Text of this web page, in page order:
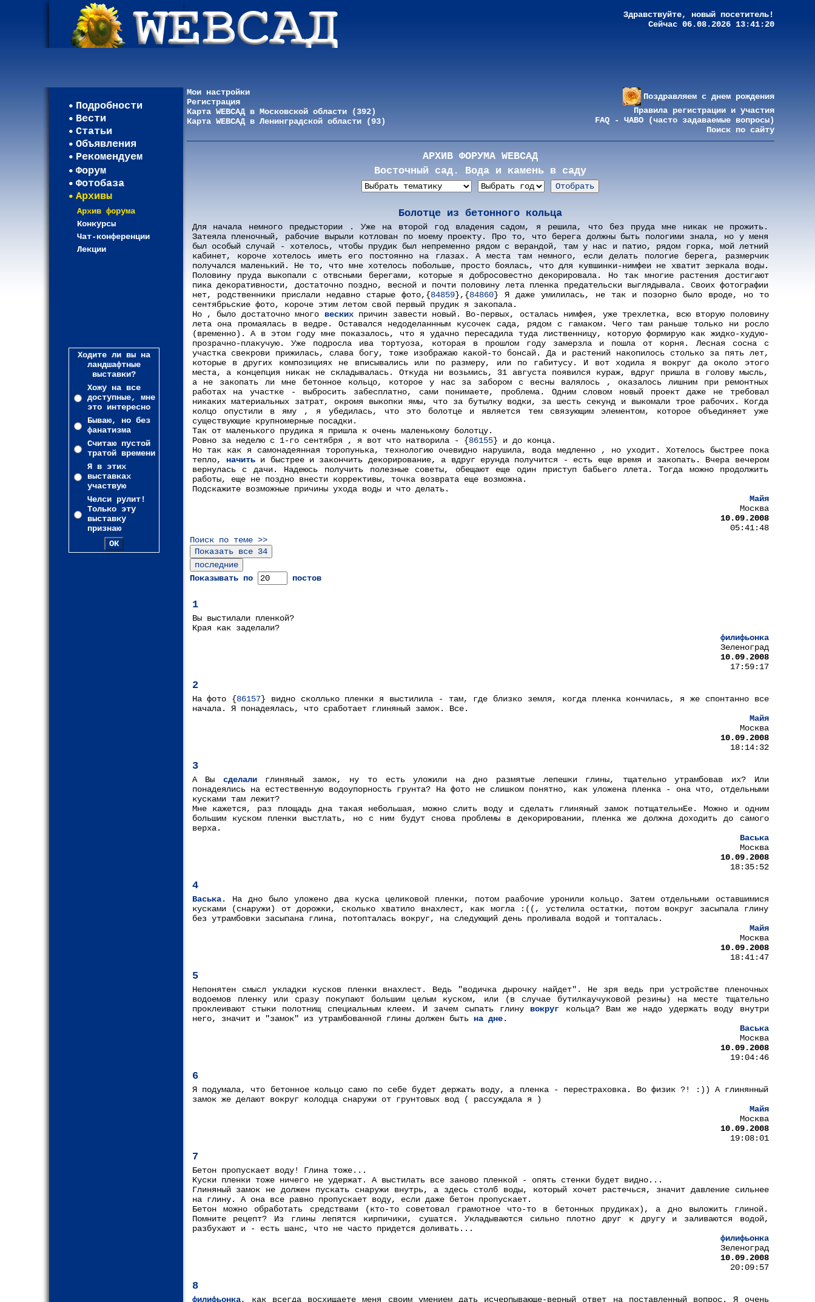
Здравствуйте, новый посетитель!
Сейчас 06.08.2026 13:41:20
Подробности
Вести
Статьи
Объявления
Рекомендуем
Форум
Фотобаза
Архивы
Архив форума
Конкурсы
Чат-конференции
Лекции
Ходите ли вы на
ландшафтные
выставки?
Хожу на все
доступные, мне
это интересно
Бываю, но без
фанатизма
Считаю пустой
тратой времени
Я в этих
выставках
участвую
Челси рулит!
Только эту
выставку
признаю
Мои настройки
Регистрация
Карта WEBСАД в Московской области (392)
Карта WEBСАД в Ленинградской области (93)
Поздравляем с днем рождения
Правила регистрации и участия
FAQ - ЧАВО (часто задаваемые вопросы)
Поиск по сайту
АРХИВ ФОРУМА WEBСАД
Восточный сад. Вода и камень в саду
Болотце из бетонного кольца
Для начала немного предыстории . Уже на второй год владения садом, я решила, что без пруда мне никак не прожить.
Затеяла пленочный, рабочие вырыли котлован по моему проекту. Про то, что берега должны быть пологими знала, но у меня
был особый случай - хотелось, чтобы прудик был непременно рядом с верандой, там у нас и патио, рядом горка, мой летний
кабинет, короче хотелось иметь его постоянно на глазах. А места там немного, если делать пологие берега, размерчик
получался маленький. Не то, что мне хотелось побольше, просто боялась, что для кувшинки-нимфеи не хватит зеркала воды.
Половину пруда выкопали с отвсными берегами, которые я добросовестно декорировала. Но так многие растения достигают
пика декоративности, достаточно поздно, весной и почти половину лета пленка предательски выглядывала. Своих фотографии
нет, родственники прислали недавно старые фото,{84859},{84860} Я даже умилилась, не так и позорно было вроде, но то
сентябрьские фото, короче этим летом свой первый прудик я закопала.
Но , было достаточно много вескихпричин завести новый. Во-первых, осталась нимфея, уже трехлетка, всю вторую половину
лета она промаялась в ведре. Оставался недоделаннным кусочек сада, рядом с гамаком. Чего там раньше только ни росло
(временно). А в этом году мне показалось, что я удачно пересадила туда лиственницу, которую формирую как жидко-худую-
прозрачно-плакучую. Уже подросла ива тортуоза, которая в прошлом году замерзла и пошла от корня. Лесная сосна с
участка свекрови прижилась, слава богу, тоже изображаю какой-то бонсай. Да и растений накопилось столько за пять лет,
которые в других композициях не вписывались или по размеру, или по габитусу. И вот ходила я вокруг да около этого
места, а концепция никак не складывалась. Откуда ни возьмись, 31 августа появился кураж, вдруг пришла в голову мысль,
а не закопать ли мне бетонное кольцо, которое у нас за забором с весны валялось , оказалось лишним при ремонтных
работах на участке - выбросить забесплатно, сами понимаете, проблема. Одним словом новый проект даже не требовал
никаких материальных затрат, окромя выкопки ямы, что за бутылку водки, за шесть секунд и выкомали трое рабочих. Когда
колцо опустили в яму , я убедилась, что это болотце и является тем связующим элементом, которое объединяет уже
существующие крупномерные посадки.
Так от маленького прудика я пришла к очень маленькому болотцу.
Ровно за неделю с 1-го сентября , я вот что натворила - {86155} и до конца.
Но так как я самонадеянная торопунька, технологию очевидно нарушила, вода медленно , но уходит. Хотелось быстрее пока
тепло, начитьи быстрее и закончить декорирование, а вдруг ерунда получится - есть еще время и закопать. Вчера вечером
вернулась с дачи. Надеюсь получить полезные советы, обещают еще один приступ бабьего ллета. Тогда можно продолжить
работы, еще не поздно внести коррективы, точка возврата еще возможна.
Подскажите возможные причины ухода воды и что делать.
Майя
Москва
10.09.2008
05:41:48
Поиск по теме >>
Показывать по постов
1
Вы выстилали пленкой?
Края как заделали?
филифьонка
Зеленоград
10.09.2008
17:59:17
2
На фото {86157} видно сколлько пленки я выстилила - там, где близко земля, когда пленка кончилась, я же спонтанно все
начала. Я понадеялась, что сработает глиняный замок. Все.
Майя
Москва
10.09.2008
18:14:32
3
А Вы сделалиглиняный замок, ну то есть уложили на дно размятые лепешки глины, тщательно утрамбовав их? Или
понадеялись на естественную водоупорность грунта? На фото не слишком понятно, как уложена пленка - она что, отдельными
кусками там лежит?
Мне кажется, раз площадь дна такая небольшая, можно слить воду и сделать глиняный замок потщательнЕе. Можно и одним
большим куском пленки выстлать, но с ним будут снова проблемы в декорировании, пленка же должна доходить до самого
верха.
Васька
Москва
10.09.2008
18:35:52
4
Васька. На дно было уложено два куска целиковой пленки, потом раабочие уронили кольцо. Затем отдельными оставшимися
кусками (снаружи) от дорожки, сколько хватило внахлест, как могла :((, устелила остатки, потом вокруг засыпала глину
без утрамбовки засыпана глина, потопталась вокруг, на следующий день проливала водой и топталась.
Майя
Москва
10.09.2008
18:41:47
5
Непонятен смысл укладки кусков пленки внахлест. Ведь "водичка дырочку найдет". Не зря ведь при устройстве пленочных
водоемов пленку или сразу покупают большим целым куском, или (в случае бутилкаучуковой резины) на месте тщательно
проклеивают стыки полотнищ специальным клеем. И зачем сыпать глину вокруг кольца? Вам же надо удержать воду внутри
него, значит и "замок" из утрамбованной глины должен быть на дне.
Васька
Москва
10.09.2008
19:04:46
6
Я подумала, что бетонное кольцо само по себе будет держать воду, а пленка - перестраховка. Во физик ?! :)) А глинянный
замок же делают вокруг колодца снаружи от грунтовых вод ( рассуждала я )
Майя
Москва
10.09.2008
19:08:01
7
Бетон пропускает воду! Глина тоже...
Куски пленки тоже ничего не удержат. А выстилать все заново пленкой - опять стенки будет видно...
Глиняный замок не должен пускать снаружи внутрь, а здесь столб воды, который хочет растечься, значит давление сильнее
на глину. А она все равно пропускает воду, если даже бетон пропускает.
Бетон можно обработать средствами (кто-то советовал грамотное что-то в бетонных прудиках), а дно выложить глиной.
Помните рецепт? Из глины лепятся кирпичики, сушатся. Укладываются сильно плотно друг к другу и заливаются водой,
разбухают и - есть шанс, что не часто придется доливать...
филифьонка
Зеленоград
10.09.2008
20:09:57
8
филифьонка, как всегда восхищаете меня своим умением дать исчерпывающе-верный ответ на поставленный вопрос. Я очень